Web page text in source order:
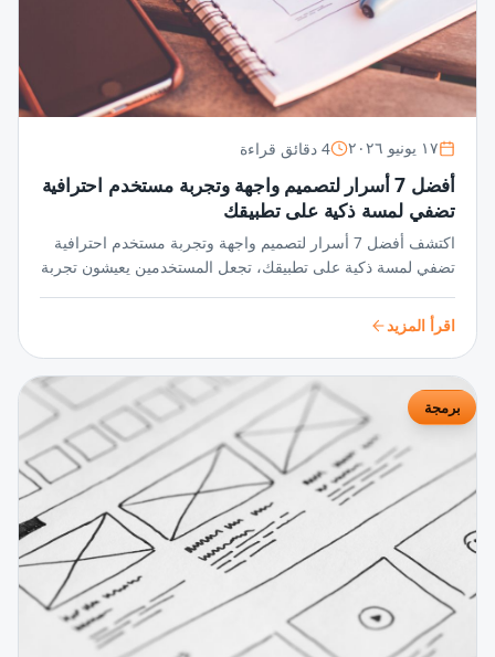
١٧ يونيو ٢٠٢٦ 4 دقائق قراءة
أفضل 7 أسرار لتصميم واجهة وتجربة مستخدم احترافية
تضفي لمسة ذكية على تطبيقك
اكتشف أفضل 7 أسرار لتصميم واجهة وتجربة مستخدم احترافية
تضفي لمسة ذكية على تطبيقك، تجعل المستخدمين يعيشون تجربة
اقرأ المزيد
برمجة